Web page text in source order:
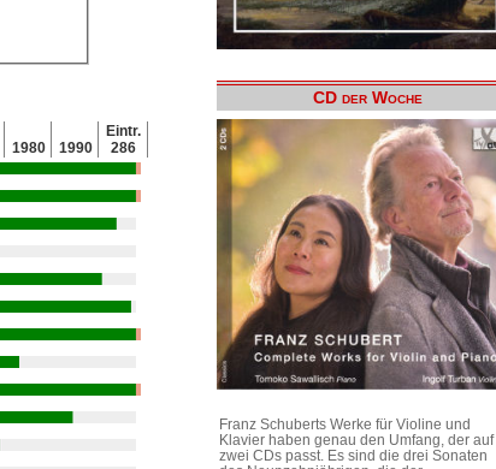
1980 1990
Eintr.
286
CD der Woche
Franz Schuberts Werke für Violine und
Klavier haben genau den Umfang, der auf
zwei CDs passt. Es sind die drei Sonaten